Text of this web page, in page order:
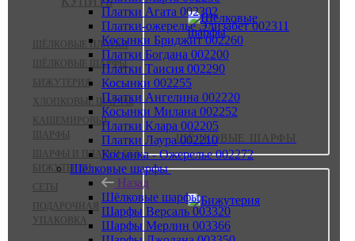
ШЁЛКОВЫЕ ПЛАТКИ
ШЁЛКОВЫЕ ШАРФЫ
БИЖУТЕРИЯ
ХЛОПКОВЫЕ ШАРФЫ
КАШЕМИРОВЫЕ
ШАРФЫ
ШАРФЫ И ПЛАТКИ БЕЗ
БИЖУТЕРИИ
СЕТЫ
ПОДАРОЧНАЯ
УПАКОВКА
ШЁЛКОВЫЕ ШАРФЫ
Платки Агата 002302
Платки-ожерелье Элизабет 002311
Косынки Бриджит 002260
Платки Богдана 002200
Платки Таисия 002290
Косынки 002255
Платки Ангелина 002220
Косынки Милана 002252
Платки Клара 002205
Платки Лаура 002210
Косынка - Ожерелье 002272
Шёлковые шарфы
Назад
Шёлковые шарфы
Шарфы Версаль 003320
Шарфы Мерлин 003366